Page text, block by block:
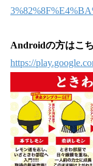
Androidの方はこち
https://